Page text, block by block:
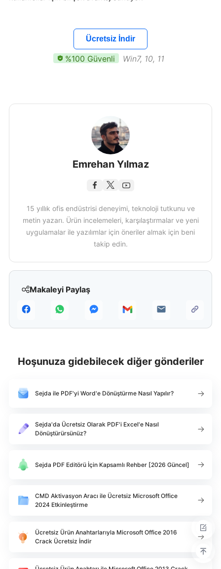
Makaleyi Paylaş
Ücretsiz İndir
%100 Güvenli Win7, 10, 11
Emrehan Yılmaz
15 yıllık ofis endüstrisi deneyimi, teknoloji tutkunu ve
metin yazarı. Ürün incelemeleri, karşılaştırmalar ve yeni
uygulamalar ile yazılımlar için öneriler almak için beni
takip edin.
Hoşunuza gidebilecek diğer gönderiler
Sejda ile PDF'yi Word'e Dönüştürme Nasıl Yapılır?
Sejda'da Ücretsiz Olarak PDF'i Excel'e Nasıl
Dönüştürürsünüz?
Sejda PDF Editörü İçin Kapsamlı Rehber [2026 Güncel]
CMD Aktivasyon Aracı ile Ücretsiz Microsoft Office
2024 Etkinleştirme
Ücretsiz Ürün Anahtarlarıyla Microsoft Office 2016
Crack Ücretsiz İndir